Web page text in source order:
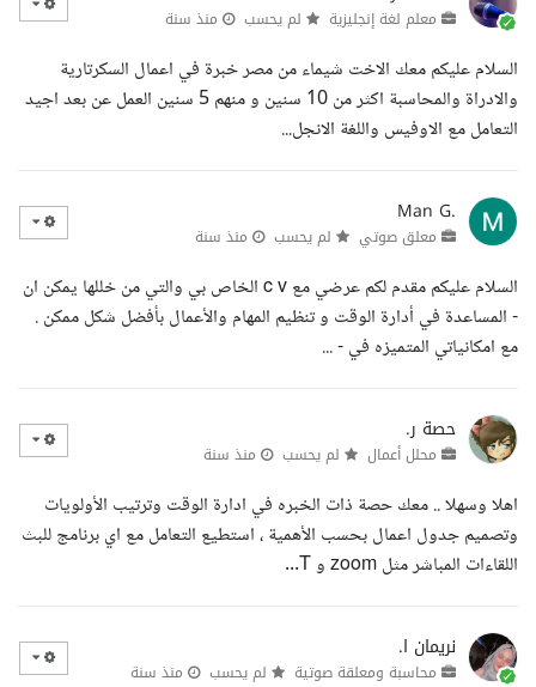
معلم لغة إنجليزية لم يحسب منذ سنة
السلام عليكم معك الاخت شيماء من مصر خبرة في اعمال السكرتارية
والادراة والمحاسبة اكثر من 10 سنين و منهم 5 سنين العمل عن بعد اجيد
التعامل مع الاوفيس واللغة الانجل...
Man G.
معلق صوتي لم يحسب منذ سنة
السلام عليكم مقدم لكم عرضي مع c v الخاص بي والتي من خللها يمكن ان
- المساعدة في أدارة الوقت و تنظيم المهام والأعمال بأفضل شكل ممكن .
مع امكانياتي المتميزه في - ...
حصة ر.
محلل أعمال لم يحسب منذ سنة
اهلا وسهلا .. معك حصة ذات الخبره في ادارة الوقت وترتيب الأولويات
وتصميم جدول اعمال بحسب الأهمية ، استطيع التعامل مع اي برنامج للبث
اللقاءات المباشر مثل zoom و T...
نريمان ا.
محاسبة ومعلقة صوتية لم يحسب منذ سنة